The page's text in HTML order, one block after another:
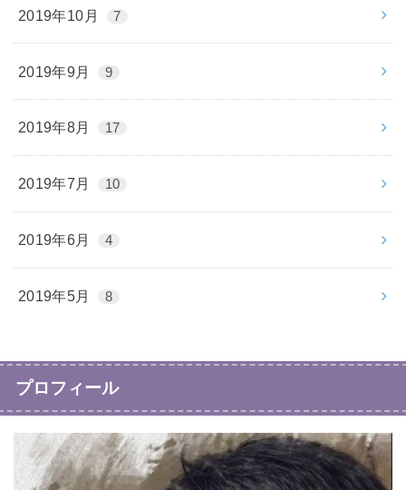
2019年10月 7
2019年9月 9
2019年8月 17
2019年7月 10
2019年6月 4
2019年5月 8
プロフィール